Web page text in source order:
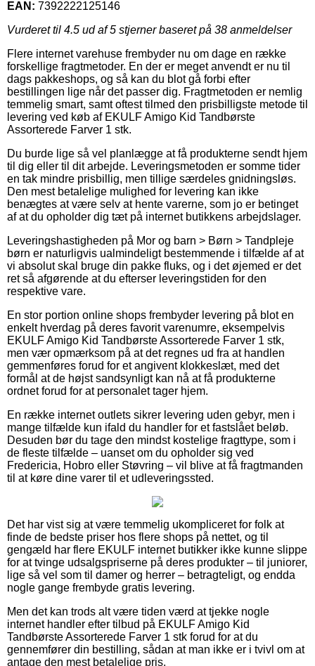
EAN: 7392222125146
Vurderet til 4.5 ud af 5 stjerner baseret på 38 anmeldelser
Flere internet varehuse frembyder nu om dage en række
forskellige fragtmetoder. En der er meget anvendt er nu til
dags pakkeshops, og så kan du blot gå forbi efter
bestillingen lige når det passer dig. Fragtmetoden er nemlig
temmelig smart, samt oftest tilmed den prisbilligste metode til
levering ved køb af EKULF Amigo Kid Tandbørste
Assorterede Farver 1 stk.
Du burde lige så vel planlægge at få produkterne sendt hjem
til dig eller til dit arbejde. Leveringsmetoden er somme tider
en tak mindre prisbillig, men tillige særdeles gnidningsløs.
Den mest betalelige mulighed for levering kan ikke
benægtes at være selv at hente varerne, som jo er betinget
af at du opholder dig tæt på internet butikkens arbejdslager.
Leveringshastigheden på Mor og barn > Børn > Tandpleje
børn er naturligvis ualmindeligt bestemmende i tilfælde af at
vi absolut skal bruge din pakke fluks, og i det øjemed er det
ret så afgørende at du efterser leveringstiden for den
respektive vare.
En stor portion online shops frembyder levering på blot en
enkelt hverdag på deres favorit varenumre, eksempelvis
EKULF Amigo Kid Tandbørste Assorterede Farver 1 stk,
men vær opmærksom på at det regnes ud fra at handlen
gemmenføres forud for et angivent klokkeslæt, med det
formål at de højst sandsynligt kan nå at få produkterne
ordnet forud for at personalet tager hjem.
En række internet outlets sikrer levering uden gebyr, men i
mange tilfælde kun ifald du handler for et fastslået beløb.
Desuden bør du tage den mindst kostelige fragttype, som i
de fleste tilfælde – uanset om du opholder sig ved
Fredericia, Hobro eller Støvring – vil blive at få fragtmanden
til at køre dine varer til et udleveringssted.
Det har vist sig at være temmelig ukompliceret for folk at
finde de bedste priser hos flere shops på nettet, og til
gengæld har flere EKULF internet butikker ikke kunne slippe
for at tvinge udsalgspriserne på deres produkter – til juniorer,
lige så vel som til damer og herrer – betragteligt, og endda
nogle gange frembyde gratis levering.
Men det kan trods alt være tiden værd at tjekke nogle
internet handler efter tilbud på EKULF Amigo Kid
Tandbørste Assorterede Farver 1 stk forud for at du
gennemfører din bestilling, sådan at man ikke er i tvivl om at
antage den mest betalelige pris.